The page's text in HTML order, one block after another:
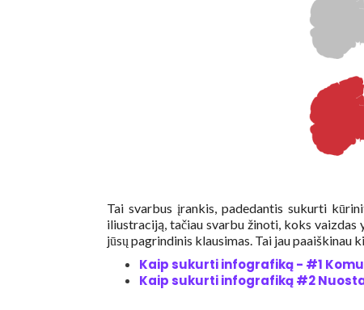
Tai svarbus įrankis, padedantis sukurti
iliustraciją, tačiau svarbu žinoti, koks
jūsų pagrindinis klausimas. Tai jau paaiškinau
Kaip sukurti infografiką - #1
Kaip sukurti infografiką #2